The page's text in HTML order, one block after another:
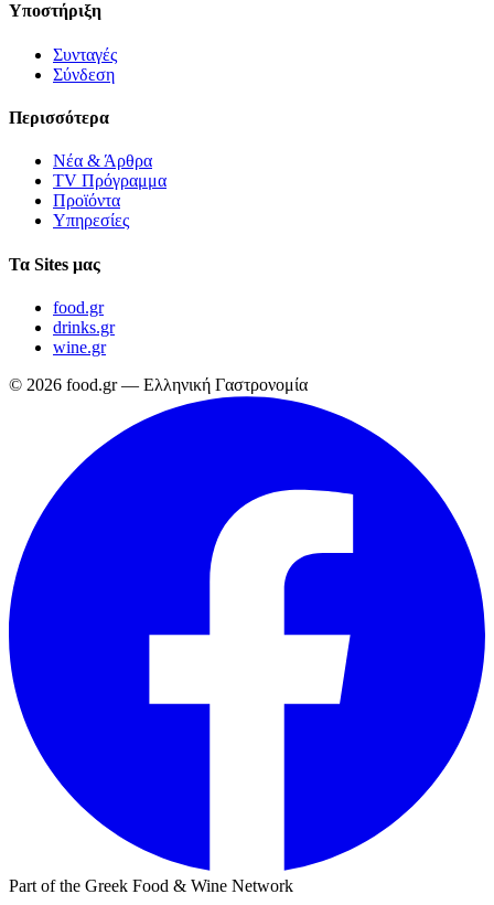
Υποστήριξη
Συνταγές
Σύνδεση
Περισσότερα
Νέα & Άρθρα
TV Πρόγραμμα
Προϊόντα
Υπηρεσίες
Τα Sites μας
food.gr
drinks.gr
wine.gr
© 2026 food.gr — Ελληνική Γαστρονομία
Part of the Greek Food & Wine Network